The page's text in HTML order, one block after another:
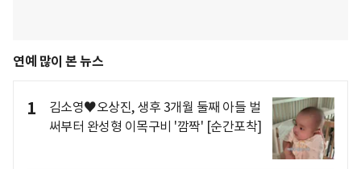
연예 많이 본 뉴스
1
김소영♥오상진, 생후 3개월 둘째 아들 벌
써부터 완성형 이목구비 '깜짝' [순간포착]